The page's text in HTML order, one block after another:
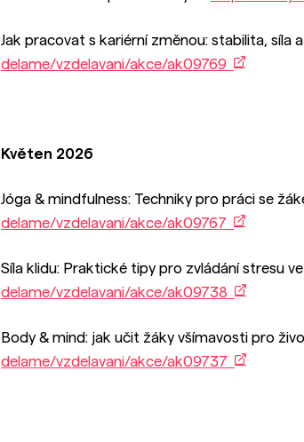
Jak pracovat s kariérní změnou: stabilita, síla
delame/vzdelavani/akce/ak09769
Květen 2026
Jóga & mindfulness: Techniky pro práci se
delame/vzdelavani/akce/ak09767
Síla klidu: Praktické tipy pro zvládání stresu
delame/vzdelavani/akce/ak09738
Body & mind: jak učit žáky všímavosti pro
delame/vzdelavani/akce/ak09737